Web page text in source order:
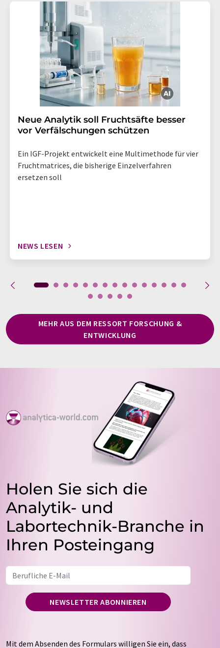
Neue Analytik soll Fruchtsäfte besser
vor Verfälschungen schützen
Ein IGF-Projekt entwickelt eine Multimethode für vier
Fruchtmatrices, die bisherige Einzelverfahren
ersetzen soll
NEWS LESEN
MEHR AUS DEM RESSORT FORSCHUNG &
ENTWICKLUNG
Holen Sie sich die
Analytik- und
Labortechnik-Branche in
Ihren Posteingang
NEWSLETTER ABONNIEREN
Mit dem Absenden des Formulars willigen Sie ein, dass